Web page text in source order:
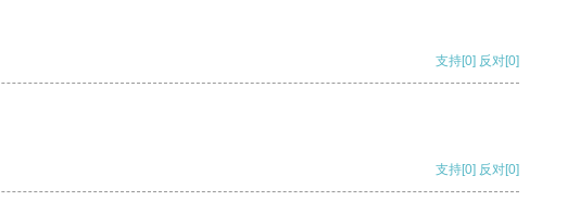
支持[0] 反对[0]
支持[0] 反对[0]